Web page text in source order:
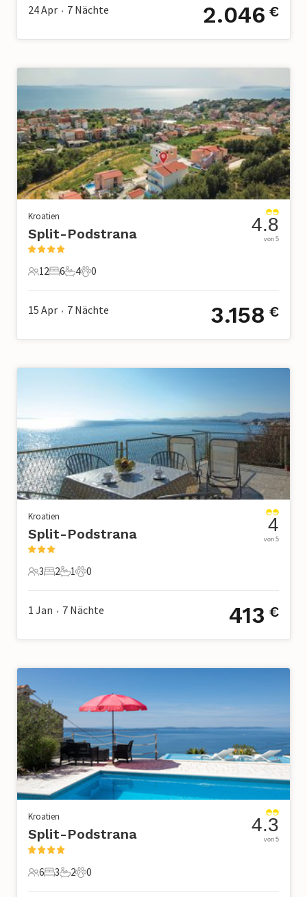
24 Apr • 7 Nächte 2.046 €
Kroatien
Split-Podstrana
12 Gäste
12
6 Schlafzimmer
6
4 Badezimmer
4
0 Haustiere
0
4.8
von 5
15 Apr • 7 Nächte 3.158 €
Kroatien
Split-Podstrana
3 Gäste
3
2 Schlafzimmer
2
1 Badezimmer
1
0 Haustiere
0
4
von 5
1 Jan • 7 Nächte 413 €
Kroatien
Split-Podstrana
6 Gäste
6
3 Schlafzimmer
3
2 Badezimmer
2
0 Haustiere
0
4.3
von 5